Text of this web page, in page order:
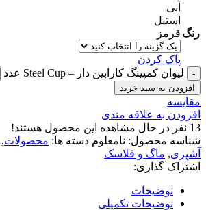
رنگ
آبی
استیل
قرمز
پاک کردن
لیوان کمپینگ کارابین دار – Steel Cup عدد
افزودن به سبد خرید
مقایسه
افزودن به علاقه مندی
13 نفر در حال مشاهده این محصول هستند!
شناسه محصول: نامعلوم دسته ها: محصولات,
آشپزی, ماگ و فلاسک
اشتراک گذاری:
توضیحات
توضیحات تکمیلی